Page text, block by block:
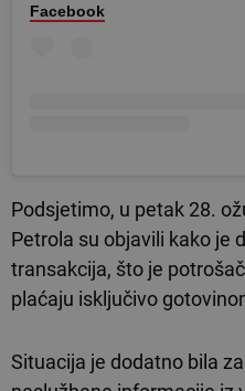
Facebook
Podsjetimo, u petak 28.
Petrola su objavili kako je
transakcija, što je
plaćaju isključivo
Situacija je dodatno bila